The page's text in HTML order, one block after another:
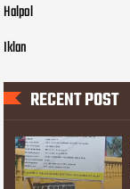
Halpol
Iklan
RECENT POST